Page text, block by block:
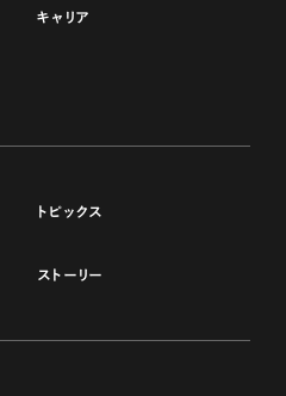
キャリア
トピックス
ストーリー